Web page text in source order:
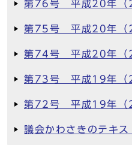
第76号 平成20年（
第75号 平成20年（
第74号 平成20年（
第73号 平成19年（
第72号 平成19年（
議会かわさきのテキス